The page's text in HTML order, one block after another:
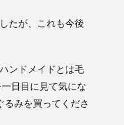
たが、これも今後
ンドメイドとは毛
日目に見て気にな
みを買ってくださ